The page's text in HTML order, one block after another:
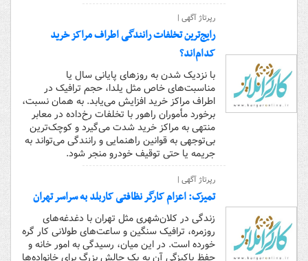
رپرتاژ آگهی |
رایج‌ترین تخلفات رانندگی اطراف مراکز خرید
کدام‌اند؟
با نزدیک شدن به روزهای پایانی سال یا
مناسبت‌های خاص مثل یلدا، حجم ترافیک در
اطراف مراکز خرید افزایش می‌یابد. به همان نسبت،
برخورد مأموران راهور با تخلفات رخ‌داده در معابر
منتهی به مراکز خرید شدت می‌گیرد و کوچک‌ترین
بی‌توجهی به قوانین راهنمایی و رانندگی می‌تواند به
جریمه یا حتی توقیف خودرو منجر شود.
رپرتاژ آگهی |
تمیزک: اعزام کارگر نظافتی کاربلد به سراسر تهران
زندگی در کلان‌شهری مثل تهران با دغدغه‌های
روزمره، ترافیک سنگین و ساعت‌های طولانی کار گره
خورده است. در این میان، رسیدگی به امور خانه و
حفظ پاکیزگی آن به یک چالش بزرگ برای خانواده‌ها